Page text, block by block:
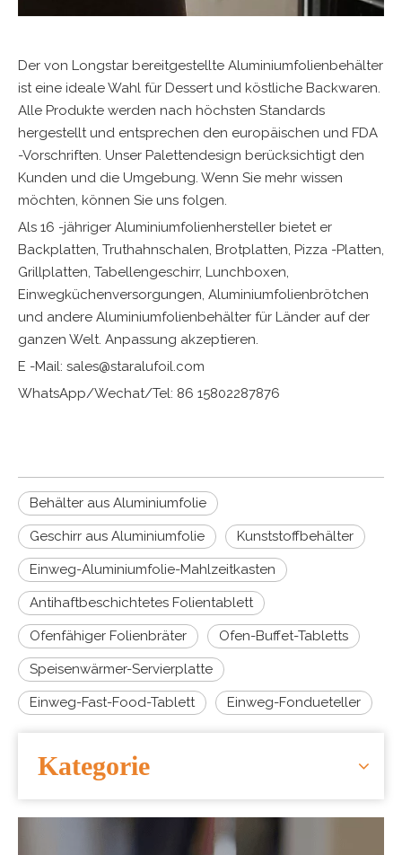
Der von Longstar bereitgestellte Aluminiumfolienbehälter
ist eine ideale Wahl für Dessert und köstliche Backwaren.
Alle Produkte werden nach höchsten Standards
hergestellt und entsprechen den europäischen und FDA
-Vorschriften. Unser Palettendesign berücksichtigt den
Kunden und die Umgebung. Wenn Sie mehr wissen
möchten, können Sie uns folgen.
Als 16 -jähriger Aluminiumfolienhersteller bietet er
Backplatten, Truthahnschalen, Brotplatten, Pizza -Platten,
Grillplatten, Tabellengeschirr, Lunchboxen,
Einwegküchenversorgungen, Aluminiumfolienbrötchen
und andere Aluminiumfolienbehälter für Länder auf der
ganzen Welt. Anpassung akzeptieren.
E -Mail: sales@staralufoil.com
WhatsApp/Wechat/Tel: 86 15802287876
Behälter aus Aluminiumfolie
Geschirr aus Aluminiumfolie Kunststoffbehälter
Einweg-Aluminiumfolie-Mahlzeitkasten
Antihaftbeschichtetes Folientablett
Ofenfähiger Folienbräter Ofen-Buffet-Tabletts
Speisenwärmer-Servierplatte
Einweg-Fast-Food-Tablett Einweg-Fondueteller
Kategorie